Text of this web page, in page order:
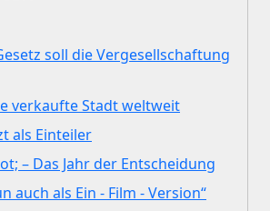
soll die Vergesellschaftung
verkaufte Stadt weltweit
als Einteiler
– Das Jahr der Entscheidung
auch als Ein - Film - Version“